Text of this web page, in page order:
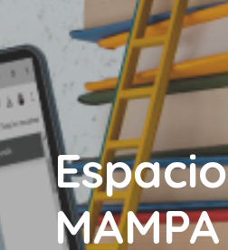
Espacio
MAMPA